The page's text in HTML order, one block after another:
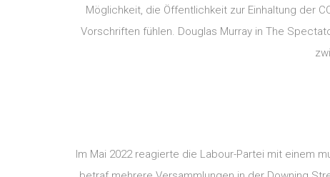
Möglichkeit, die Öffentlichkeit zur Einhaltung der
Vorschriften fühlen. Douglas Murray in The
Im Mai 2022 reagierte die Labour-Partei mit einem